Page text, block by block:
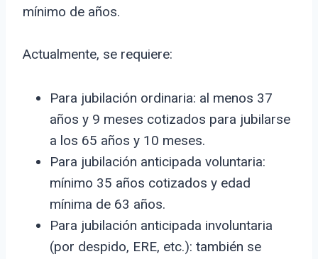
mínimo de años.
Actualmente, se requiere:
Para jubilación ordinaria: al menos 37
años y 9 meses cotizados para jubilarse
a los 65 años y 10 meses.
Para jubilación anticipada voluntaria:
mínimo 35 años cotizados y edad
mínima de 63 años.
Para jubilación anticipada involuntaria
(por despido, ERE, etc.): también se